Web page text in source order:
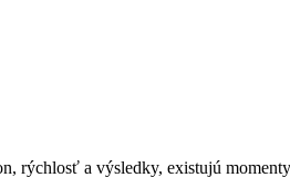
rýchlosť a výsledky, existujú